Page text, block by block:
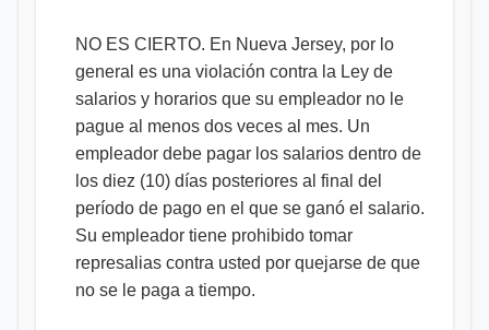
NO ES CIERTO. En Nueva Jersey, por lo
general es una violación contra la Ley de
salarios y horarios que su empleador no le
pague al menos dos veces al mes. Un
empleador debe pagar los salarios dentro de
los diez (10) días posteriores al final del
período de pago en el que se ganó el salario.
Su empleador tiene prohibido tomar
represalias contra usted por quejarse de que
no se le paga a tiempo.